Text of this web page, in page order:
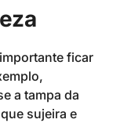
ficar
a tampa da
sujeira e